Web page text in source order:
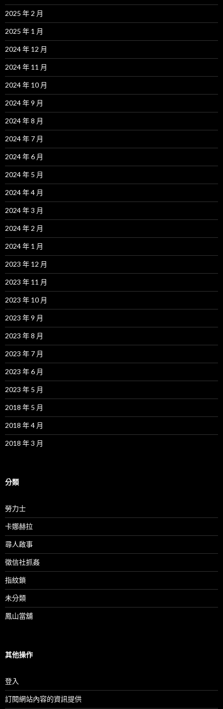
2025 年 2 月
2025 年 1 月
2024 年 12 月
2024 年 11 月
2024 年 10 月
2024 年 9 月
2024 年 8 月
2024 年 7 月
2024 年 6 月
2024 年 5 月
2024 年 4 月
2024 年 3 月
2024 年 2 月
2024 年 1 月
2023 年 12 月
2023 年 11 月
2023 年 10 月
2023 年 9 月
2023 年 8 月
2023 年 7 月
2023 年 6 月
2023 年 5 月
2018 年 5 月
2018 年 4 月
2018 年 3 月
分類
勞力士
卡娜赫拉
尋人啟事
徵信社抓姦
指紋鎖
未分類
鳳山當舖
其他操作
登入
訂閱網站內容的資訊提供